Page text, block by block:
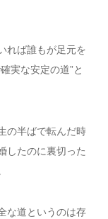
れば誰もが足元を
実な安定の道”と
の半ばで転んだ時
したのに裏切った
な道というのは存